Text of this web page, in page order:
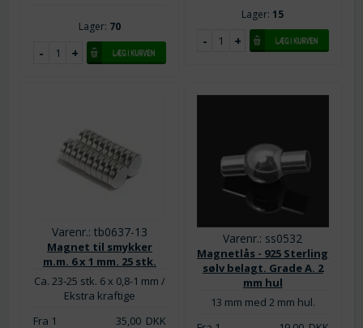
Lager: 70
Lager: 15
Varenr.: tb0637-13
Magnet til smykker
m.m. 6 x 1 mm. 25 stk.
Ca. 23-25 stk. 6 x 0,8-1 mm /
Ekstra kraftige
Fra 1
35,00DKK
Varenr.: ss0532
Magnetlås - 925 Sterling
sølv belagt. Grade A. 2
mm hul
13 mm med 2 mm hul.